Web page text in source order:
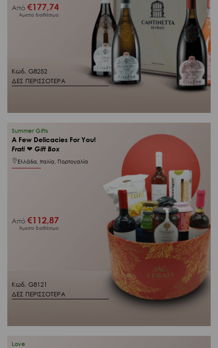
Κωδ. G8252
ΔΕΣ ΠΕΡΙΣΣΟΤΕΡΑ
Από€177,74
Άμεσα διαθέσιμο
Κωδ. G8121
ΔΕΣ ΠΕΡΙΣΣΟΤΕΡΑ
Summer Gifts
A Few Delicacies For You!
Frati ❤︎ Gift Box
Ελλάδα, Ιταλία, Πορτογαλία
Από€112,87
Άμεσα διαθέσιμο
Love